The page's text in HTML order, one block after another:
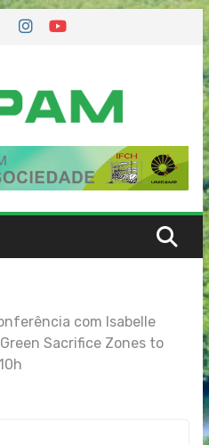
com Isabelle
Sacrifice Zones to